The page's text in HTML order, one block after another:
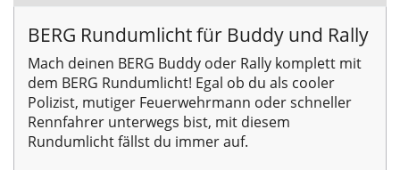
BERG Rundumlicht für Buddy und Rally
Mach deinen BERG Buddy oder Rally komplett mit
dem BERG Rundumlicht! Egal ob du als cooler
Polizist, mutiger Feuerwehrmann oder schneller
Rennfahrer unterwegs bist, mit diesem
Rundumlicht fällst du immer auf.